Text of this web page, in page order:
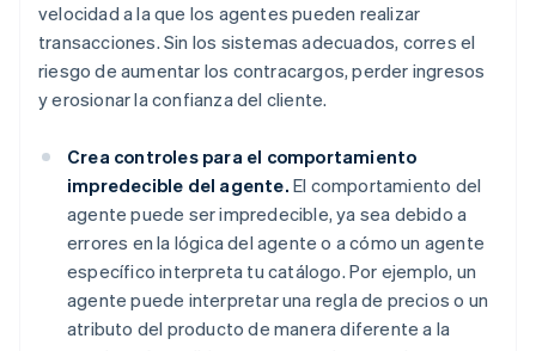
velocidad a la que los agentes pueden realizar
transacciones. Sin los sistemas adecuados, corres el
riesgo de aumentar los contracargos, perder ingresos
y erosionar la confianza del cliente.
Crea controles para el comportamiento
impredecible del agente. El comportamiento del
agente puede ser impredecible, ya sea debido a
errores en la lógica del agente o a cómo un agente
específico interpreta tu catálogo. Por ejemplo, un
agente puede interpretar una regla de precios o un
atributo del producto de manera diferente a la